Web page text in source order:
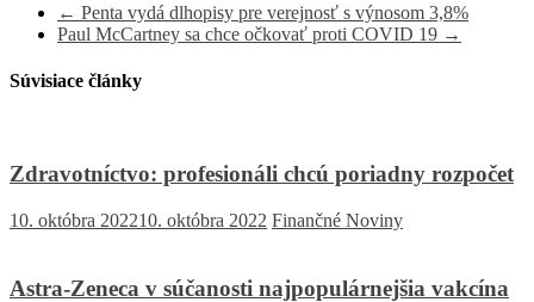
← Penta vydá dlhopisy pre verejnosť s výnosom 3,8%
Paul McCartney sa chce očkovať proti COVID 19 →
Súvisiace články
Zdravotníctvo: profesionáli chcú poriadny rozpočet
10. októbra 202210. októbra 2022 Finančné Noviny
Astra-Zeneca v súčanosti najpopulárnejšia vakcína